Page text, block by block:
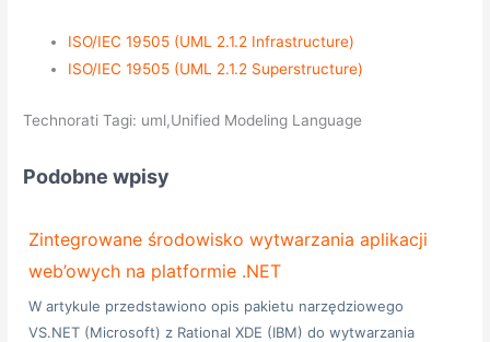
ISO/IEC 19505 (UML 2.1.2 Infrastructure)
ISO/IEC 19505 (UML 2.1.2 Superstructure)
Technorati Tagi: uml,Unified Modeling Language
Podobne wpisy
Zintegrowane środowisko wytwarzania aplikacji
web’owych na platformie .NET
W artykule przedstawiono opis pakietu narzędziowego
VS.NET (Microsoft) z Rational XDE (IBM) do wytwarzania